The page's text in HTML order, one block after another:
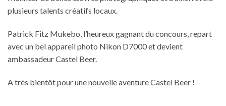
plusieurs talents créatifs locaux.
Patrick Fitz Mukebo, l’heureux gagnant du concours, repart
avec un bel appareil photo Nikon D7000 et devient
ambassadeur Castel Beer.
A très bientôt pour une nouvelle aventure Castel Beer !